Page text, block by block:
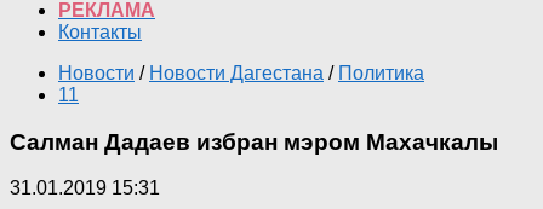
РЕКЛАМА
Контакты
Новости / Новости Дагестана / Политика
11
Салман Дадаев избран мэром Махачкалы
31.01.2019 15:31